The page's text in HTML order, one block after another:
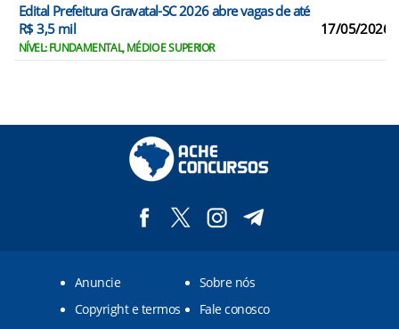
Edital Prefeitura Gravatal-SC 2026 abre vagas de até
R$ 3,5 mil
NÍVEL: FUNDAMENTAL, MÉDIO E SUPERIOR
17/05/2026
Anuncie
Sobre nós
Copyright e termos
Fale conosco